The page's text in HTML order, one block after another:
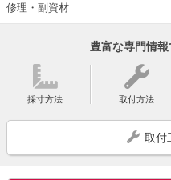
修理・副資材
豊富な専門情
採寸方法 取付方法
取付